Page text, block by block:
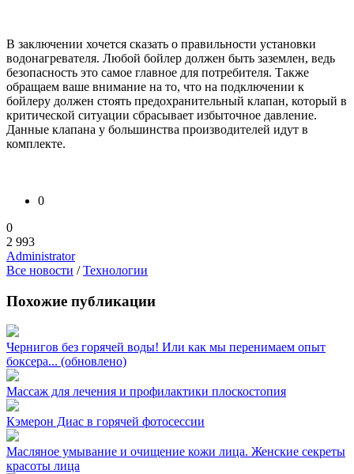
В заключении хочется сказать о правильности установки
водонагревателя. Любой бойлер должен быть заземлен, ведь
безопасность это самое главное для потребителя. Также
обращаем ваше внимание на то, что на подключении к
бойлеру должен стоять предохранительный клапан, который в
критической ситуации сбрасывает избыточное давление.
Данные клапана у большинства производителей идут в
комплекте.
0
0
2 993
Administrator
Все новости /Технологии
Похожие публикации
Чернигов без горячей воды! Или как мы перенимаем опыт
боксера... (обновлено)
Массаж для лечения и профилактики плоскостопия
Кэмерон Диас в горячей фотосессии
Масляное умывание и очищение кожи лица. Женские секреты
красоты лица